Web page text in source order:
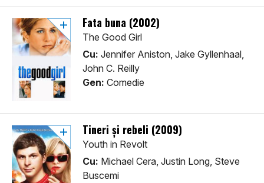
Fata buna (2002)
The Good Girl
Cu: Jennifer Aniston, Jake Gyllenhaal,
John C. Reilly
Gen: Comedie
Tineri și rebeli (2009)
Youth in Revolt
Cu: Michael Cera, Justin Long, Steve
Buscemi